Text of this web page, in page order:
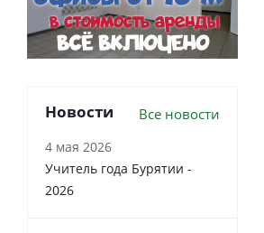
Новости Все новости
4 мая 2026
Учитель года Бурятии -
2026